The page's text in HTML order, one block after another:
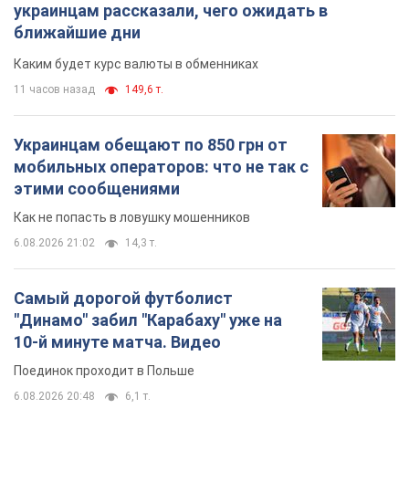
украинцам рассказали, чего ожидать в
ближайшие дни
Каким будет курс валюты в обменниках
11 часов назад 149,6 т.
Украинцам обещают по 850 грн от
мобильных операторов: что не так с
этими сообщениями
Как не попасть в ловушку мошенников
6.08.2026 21:02 14,3 т.
Самый дорогой футболист
"Динамо" забил "Карабаху" уже на
10-й минуте матча. Видео
Поединок проходит в Польше
6.08.2026 20:48 6,1 т.